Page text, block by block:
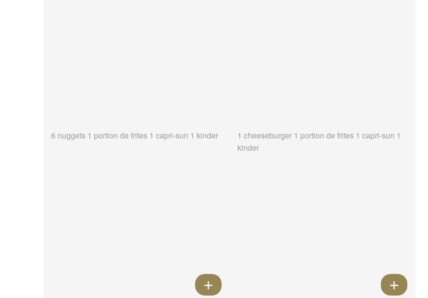
6 nuggets 1 portion de frites 1 capri-sun 1 kinder
1 cheeseburger 1 portion de frites 1 capri-sun 1
kinder